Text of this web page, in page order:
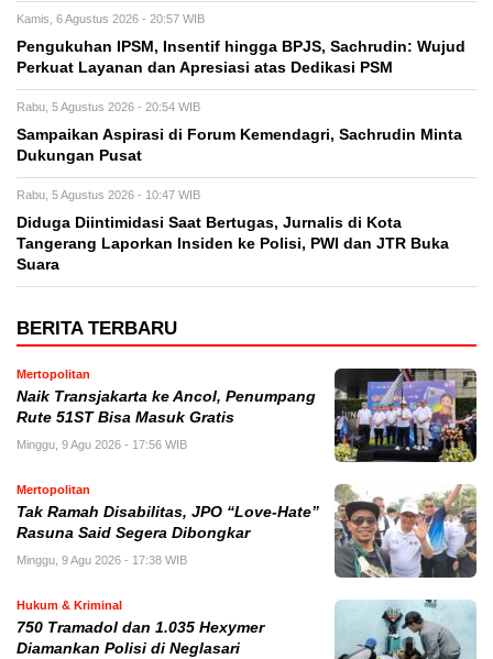
Kamis, 6 Agustus 2026 - 20:57 WIB
Pengukuhan IPSM, Insentif hingga BPJS, Sachrudin: Wujud
Perkuat Layanan dan Apresiasi atas Dedikasi PSM
Rabu, 5 Agustus 2026 - 20:54 WIB
Sampaikan Aspirasi di Forum Kemendagri, Sachrudin Minta
Dukungan Pusat
Rabu, 5 Agustus 2026 - 10:47 WIB
Diduga Diintimidasi Saat Bertugas, Jurnalis di Kota
Tangerang Laporkan Insiden ke Polisi, PWI dan JTR Buka
Suara
BERITA TERBARU
Mertopolitan
Naik Transjakarta ke Ancol, Penumpang
Rute 51ST Bisa Masuk Gratis
Minggu, 9 Agu 2026 - 17:56 WIB
Mertopolitan
Tak Ramah Disabilitas, JPO “Love-Hate”
Rasuna Said Segera Dibongkar
Minggu, 9 Agu 2026 - 17:38 WIB
Hukum & Kriminal
750 Tramadol dan 1.035 Hexymer
Diamankan Polisi di Neglasari